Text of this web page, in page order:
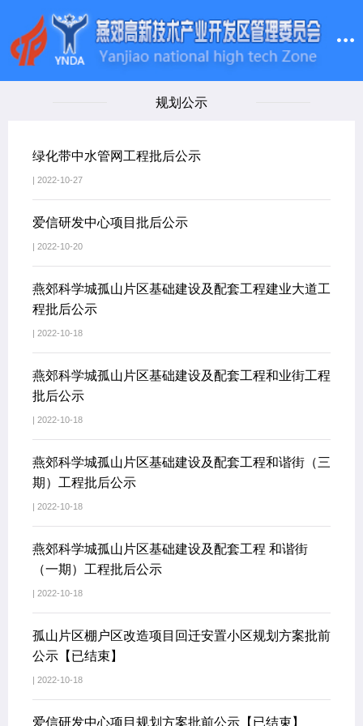
规划公示
绿化带中水管网工程批后公示
| 2022-10-27
爱信研发中心项目批后公示
| 2022-10-20
燕郊科学城孤山片区基础建设及配套工程建业大道工
程批后公示
| 2022-10-18
燕郊科学城孤山片区基础建设及配套工程和业街工程
批后公示
| 2022-10-18
燕郊科学城孤山片区基础建设及配套工程和谐街（三
期）工程批后公示
| 2022-10-18
燕郊科学城孤山片区基础建设及配套工程 和谐街
（一期）工程批后公示
| 2022-10-18
孤山片区棚户区改造项目回迁安置小区规划方案批前
公示【已结束】
| 2022-10-18
爱信研发中心项目规划方案批前公示【已结束】